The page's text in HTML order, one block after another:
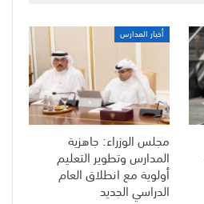
أخبار المدارس
مجلس الوزراء: جاهزية
المدارس وتطوير التعليم
أولوية مع انطلاق العام
الدراسي الجديد